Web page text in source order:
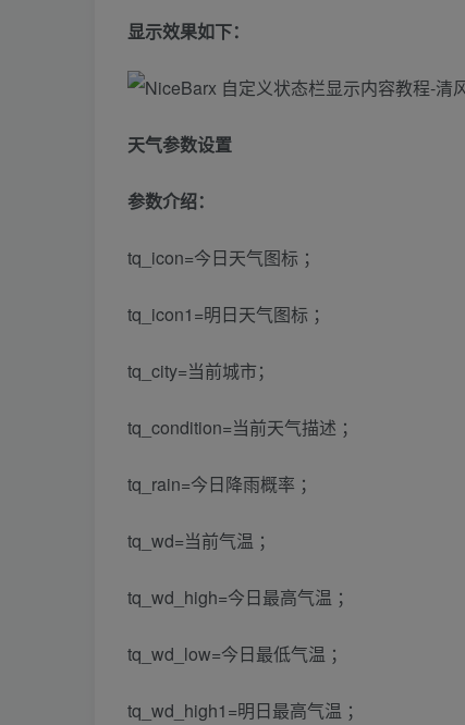
显示效果如下：
天气参数设置
参数介绍：
tq_icon=今日天气图标 ；
tq_icon1=明日天气图标 ；
tq_city=当前城市；
tq_condition=当前天气描述 ；
tq_rain=今日降雨概率 ；
tq_wd=当前气温 ；
tq_wd_high=今日最高气温 ；
tq_wd_low=今日最低气温 ；
tq_wd_high1=明日最高气温 ；